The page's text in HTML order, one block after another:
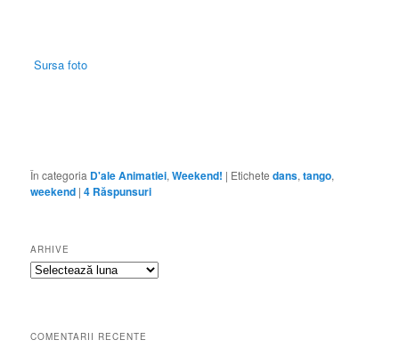
Sursa foto
În categoria D'ale Animatiei,Weekend! | Etichete dans,tango,
weekend |4 Răspunsuri
ARHIVE
Arhive
COMENTARII RECENTE